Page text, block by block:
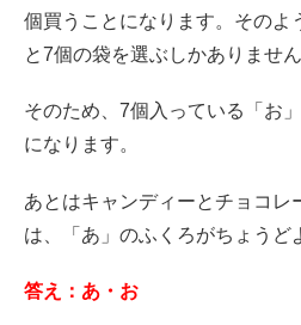
個買うことになります。そのよ
と7個の袋を選ぶしかありません
そのため、7個入っている「お
になります。
あとはキャンディーとチョコレ
は、「あ」のふくろがちょうど
答え：あ・お